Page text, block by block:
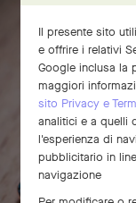
Il presente sito
e offrire i relativi
Google inclusa la
maggiori
sito Privacy e
analitici e a quelli
l'esperienza di
pubblicitario in
navigazione